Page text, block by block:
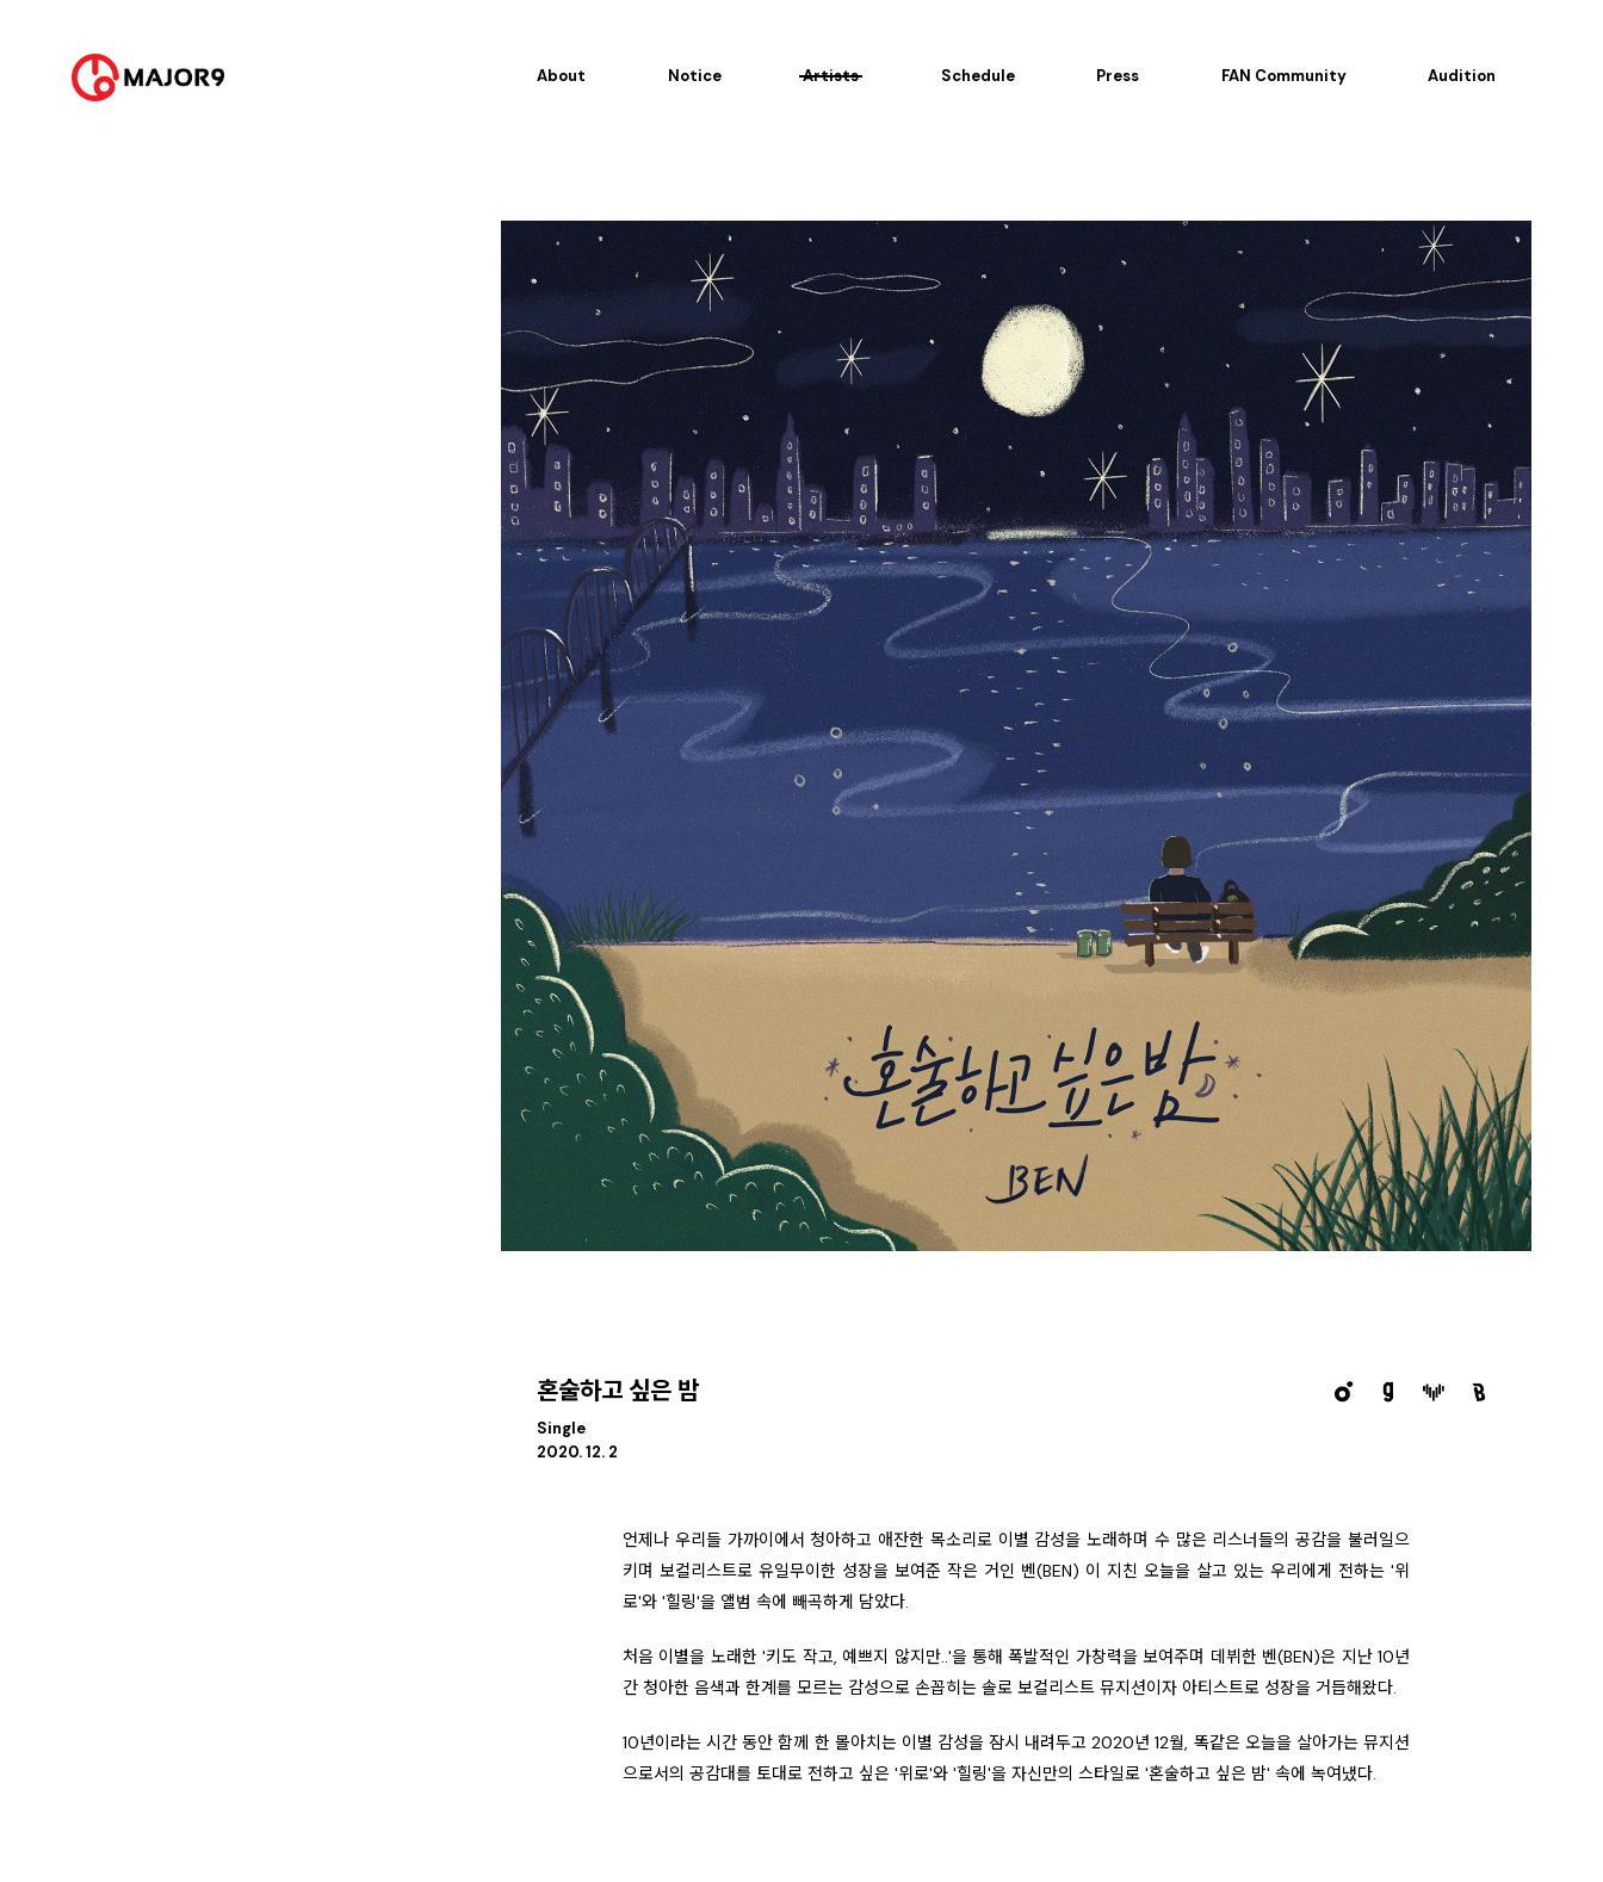
About Notice Artists Schedule Press FAN Community Audition
혼술하고 싶은 밤
Single
2020. 12. 2
언제나 우리들 가까이에서 청아하고 애잔한 목소리로 이별 감성을 노래하며 수 많은 리스너들의 공감을 불러일으
키며 보컬리스트로 유일무이한 성장을 보여준 작은 거인 벤(BEN) 이 지친 오늘을 살고 있는 우리에게 전하는 '위
로'와 '힐링'을 앨범 속에 빼곡하게 담았다.
처음 이별을 노래한 '키도 작고, 예쁘지 않지만..'을 통해 폭발적인 가창력을 보여주며 데뷔한 벤(BEN)은 지난 10년
간 청아한 음색과 한계를 모르는 감성으로 손꼽히는 솔로 보컬리스트 뮤지션이자 아티스트로 성장을 거듭해왔다.
10년이라는 시간 동안 함께 한 몰아치는 이별 감성을 잠시 내려두고 2020년 12월, 똑같은 오늘을 살아가는 뮤지션
으로서의 공감대를 토대로 전하고 싶은 '위로'와 '힐링'을 자신만의 스타일로 '혼술하고 싶은 밤' 속에 녹여냈다.